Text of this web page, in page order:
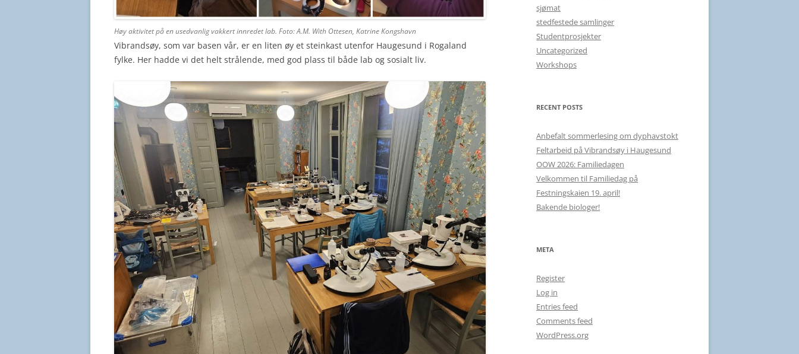
Høy aktivitet på en usedvanlig vakkert innredet lab. Foto: A.M. With Ottesen, Katrine Kongshavn
Vibrandsøy, som var basen vår, er en liten øy et steinkast utenfor Haugesund i Rogaland
fylke. Her hadde vi det helt strålende, med god plass til både lab og sosialt liv.
sjømat
stedfestede samlinger
Studentprosjekter
Uncategorized
Workshops
RECENT POSTS
Anbefalt sommerlesing om dyphavstokt
Feltarbeid på Vibrandsøy i Haugesund
OOW 2026: Familiedagen
Velkommen til Familiedag på
Festningskaien 19. april!
Bakende biologer!
META
Register
Log in
Entries feed
Comments feed
WordPress.org